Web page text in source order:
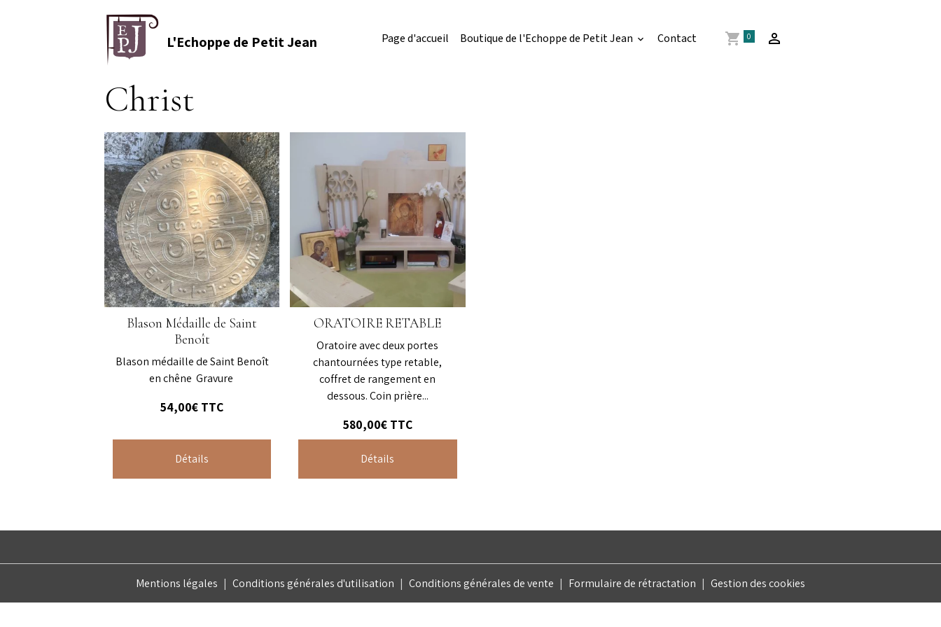
L'Echoppe de Petit Jean Page d'accueil Boutique de l'Echoppe de Petit Jean Contact 0
Christ
Blason Médaille de Saint
Benoît
Blason médaille de Saint Benoît
en chêne Gravure
54,00€ TTC
Détails
ORATOIRE RETABLE
Oratoire avec deux portes
chantournées type retable,
coffret de rangement en
dessous. Coin prière...
580,00€ TTC
Détails
Mentions légales Conditions générales d'utilisation Conditions générales de vente Formulaire de rétractation Gestion des cookies